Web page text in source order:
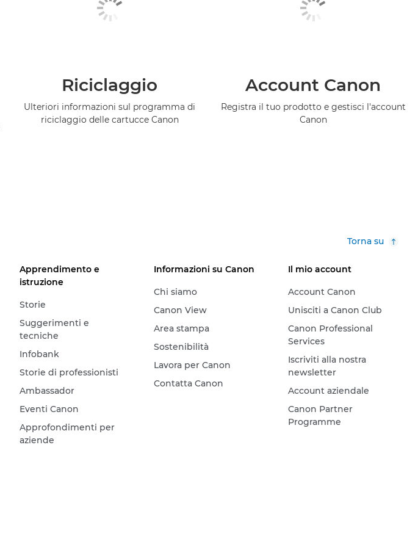
Riciclaggio
Ulteriori informazioni sul programma di
riciclaggio delle cartucce Canon
Account Canon
Registra il tuo prodotto e gestisci l'account
Canon
Torna su
Apprendimento e
istruzione
Storie
Suggerimenti e
tecniche
Infobank
Storie di professionisti
Ambassador
Eventi Canon
Approfondimenti per
aziende
Informazioni su Canon
Chi siamo
Canon View
Area stampa
Sostenibilità
Lavora per Canon
Contatta Canon
Il mio account
Account Canon
Unisciti a Canon Club
Canon Professional
Services
Iscriviti alla nostra
newsletter
Account aziendale
Canon Partner
Programme